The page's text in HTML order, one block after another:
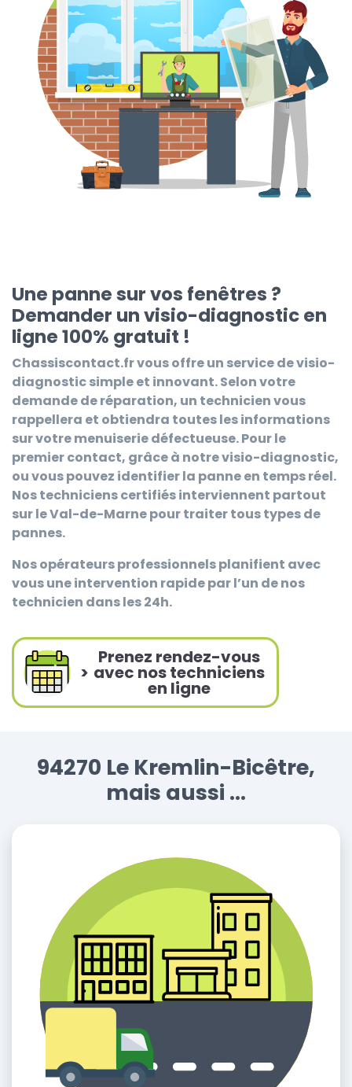
Une panne sur vos fenêtres ?
Demander un visio-diagnostic en
ligne 100% gratuit !
Chassiscontact.frvous offre un service de visio-
diagnostic simple et innovant. Selon votre
demande de réparation, un technicien vous
rappellera et obtiendra toutes les informations
sur votre menuiserie défectueuse. Pour le
premier contact, grâce à notre visio-diagnostic,
ou vous pouvez identifier la panne en temps réel.
Nos techniciens certifiés interviennent partout
sur le Val-de-Marne pour traiter tous types de
pannes.
Nos opérateurs professionnels planifient avec
vous une intervention rapide par l’un de nos
technicien dans les 24h.
>
Prenez rendez-vous
avec nos techniciens
en ligne
94270 Le Kremlin-Bicêtre,
mais aussi ...